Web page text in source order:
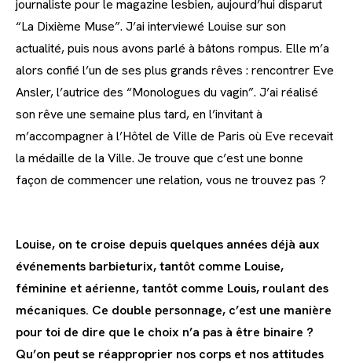
journaliste pour le magazine lesbien, aujourd’hui disparut
“La Dixième Muse”. J’ai interviewé Louise sur son
actualité, puis nous avons parlé à bâtons rompus. Elle m’a
alors confié l’un de ses plus grands rêves : rencontrer Eve
Ansler, l’autrice des “Monologues du vagin”. J’ai réalisé
son rêve une semaine plus tard, en l’invitant à
m’accompagner à l’Hôtel de Ville de Paris où Eve recevait
la médaille de la Ville. Je trouve que c’est une bonne
façon de commencer une relation, vous ne trouvez pas ?
Louise, on te croise depuis quelques années déjà aux
événements barbieturix, tantôt comme Louise,
féminine et aérienne, tantôt comme Louis, roulant des
mécaniques. Ce double personnage, c’est une manière
pour toi de dire que le choix n’a pas à être binaire ?
Qu’on peut se réapproprier nos corps et nos attitudes